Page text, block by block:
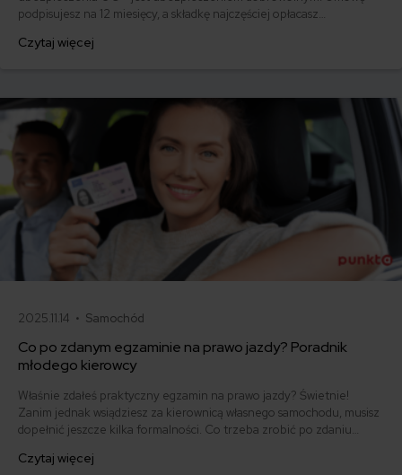
podpisujesz na 12 miesięcy, a składkę najczęściej opłacasz
ofertę lub zdecydowałeś się sprzedać samochód w trakcie trwania
Czytaj więcej
2025.11.14 • Samochód
Co po zdanym egzaminie na prawo jazdy? Poradnik
młodego kierowcy
Właśnie zdałeś praktyczny egzamin na prawo jazdy? Świetnie!
Zanim jednak wsiądziesz za kierownicą własnego samochodu, musisz
dopełnić jeszcze kilka formalności. Co trzeba zrobić po zdaniu
którym szybko załatwisz sprawy urzędowe i będziesz mógł prowadzić
Czytaj więcej